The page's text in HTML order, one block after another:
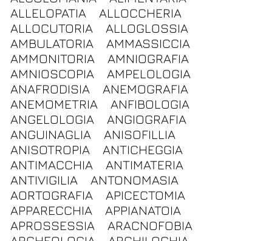
ALLELOPATIA
ALLOCCHERIA
ALLOCUTORIA
ALLOGLOSSIA
AMBULATORIA
AMMASSICCIA
AMMONITORIA
AMNIOGRAFIA
AMNIOSCOPIA
AMPELOLOGIA
ANAFRODISIA
ANEMOGRAFIA
ANEMOMETRIA
ANFIBOLOGIA
ANGELOLOGIA
ANGIOGRAFIA
ANGUINAGLIA
ANISOFILLIA
ANISOTROPIA
ANTICHEGGIA
ANTIMACCHIA
ANTIMATERIA
ANTIVIGILIA
ANTONOMASIA
AORTOGRAFIA
APICECTOMIA
APPARECCHIA
APPIANATOIA
APROSSESSIA
ARACNOFOBIA